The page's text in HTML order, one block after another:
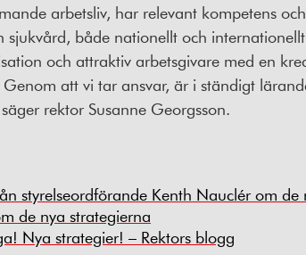
arbetsliv, har relevant kompetens
sjukvård, både nationellt och
och attraktiv arbetsgivare med en
att vi tar ansvar, är i ständigt
rektor Susanne Georgsson.
styrelseordförande Kenth Nauclér om de
de nya strategierna
Nya strategier! – Rektors blogg